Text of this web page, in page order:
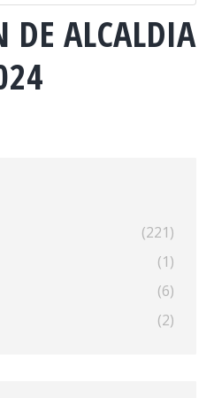
DE ALCALDIA
(221)
(1)
(6)
(2)